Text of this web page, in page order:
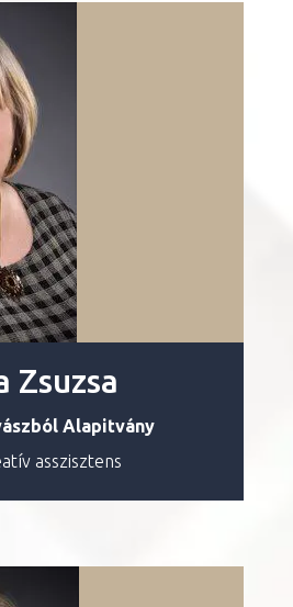
Zsuzsa
Alapitvány
asszisztens